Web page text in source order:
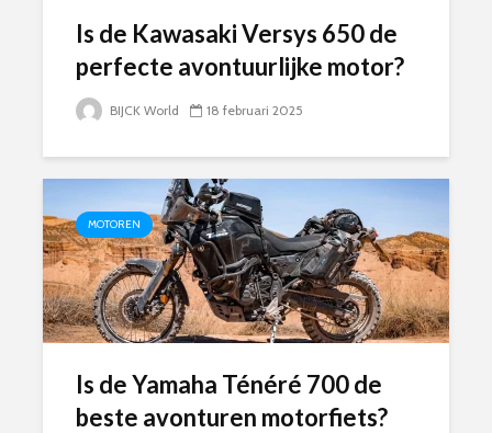
Is de Kawasaki Versys 650 de
perfecte avontuurlijke motor?
BIJCK World 18 februari 2025
MOTOREN
Is de Yamaha Ténéré 700 de
beste avonturen motorfiets?